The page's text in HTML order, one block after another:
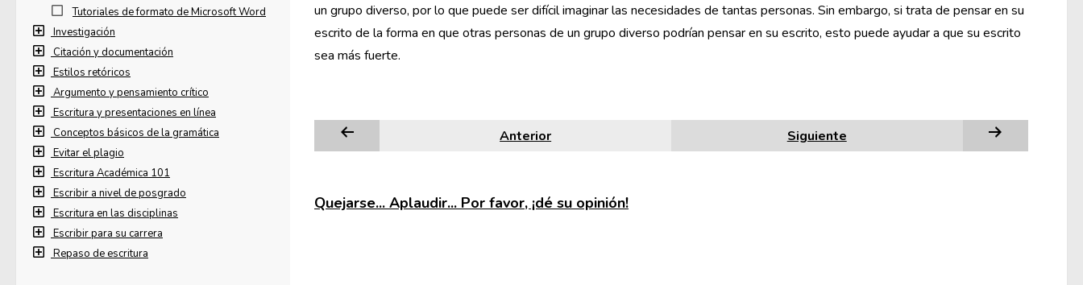
un grupo diverso, por lo que puede ser difícil imaginar las necesidades de tantas personas. Sin embargo, si trata de pensar en su
escrito de la forma en que otras personas de un grupo diverso podrían pensar en su escrito, esto puede ayudar a que su escrito
sea más fuerte.
Anterior Siguiente
Quejarse... Aplaudir... Por favor, ¡dé su opinión!
Tutoriales de formato de Microsoft Word
Investigación
Citación y documentación
Estilos retóricos
Argumento y pensamiento crítico
Escritura y presentaciones en línea
Conceptos básicos de la gramática
Evitar el plagio
Escritura Académica 101
Escribir a nivel de posgrado
Escritura en las disciplinas
Escribir para su carrera
Repaso de escritura